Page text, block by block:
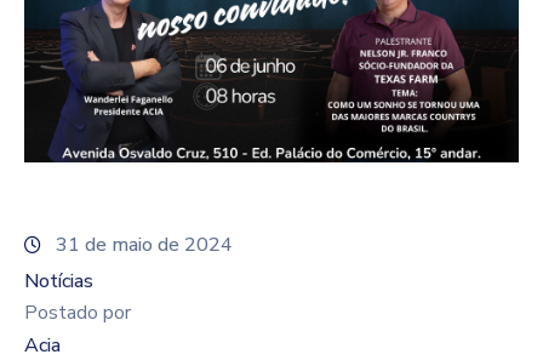
31 de maio de 2024
Notícias
Postado por
Acia